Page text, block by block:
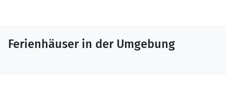
Ferienhäuser in der Umgebung